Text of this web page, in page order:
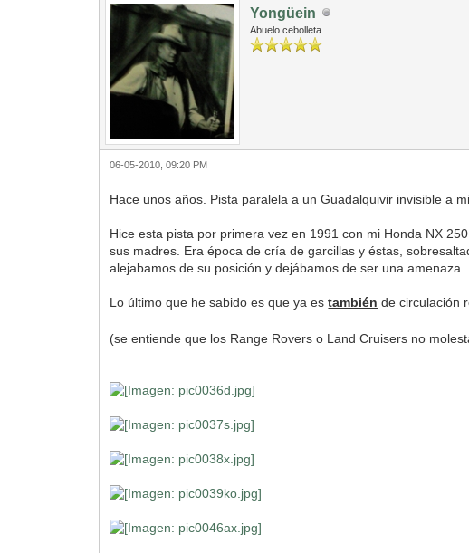
Yongüein
Abuelo cebolleta
06-05-2010, 09:20 PM
Hace unos años. Pista paralela a un Guadalquivir invisible a
Hice esta pista por primera vez en 1991 con mi Honda NX
sus madres. Era época de cría de garcillas y éstas,
alejabamos de su posición y dejábamos de ser una amenaza.
Lo último que he sabido es que ya estambién de circulación
(se entiende que los Range Rovers o Land Cruisers no